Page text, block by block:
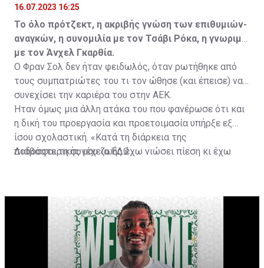
16.07.2023 16:25
Το όλο πρότζεκτ, η ακριβής γνώση των επιθυμιών-
αναγκών, η συνομιλία με τον Τσάβι Ρόκα, η γνωριμία
με τον Άνχελ Γκαρθία.
Ο Φραν Σολ δεν ήταν φειδωλός, όταν ρωτήθηκε από
τους συμπατριώτες του τι τον ώθησε (και έπεισε) να
συνεχίσει την καριέρα του στην ΑΕΚ.
Ήταν όμως μια άλλη ατάκα του που φανέρωσε ότι και
η δική του προεργασία και προετοιμασία υπήρξε εξ
ίσου σχολαστική. «Κατά τη διάρκεια της
ποδοσφαιρικής μου ζωής έχω νιώσει πίεση κι έχω
Διαβάστε τη συνέχειαΕΔΩ